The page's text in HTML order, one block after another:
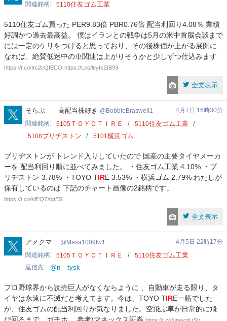
関連銘柄
5110住友ゴム工業
5110住友ゴム買った PER9.83倍 PBR0.76倍 配当利回り4.08％ 業績
好調かつ過去最高益。 僕はイランとの戦争は5月の米中首脳会談まで
には一定のケリをつけると思っており、その後株価が上がる展開に
なれば、絶賛低迷中の車関連は上がりそうかと少しずつ仕込みます
https://t.co/Irc2cQIECO https://t.co/leyIxEIB93
全文表示
BobbieBraswell1
そらぶ 高配当株好き BobbieBraswell1
4月7日 16時30分
関連銘柄
5105 ＴＯＹＯＴＩＲＥ 5110住友ゴム工業
5108ブリヂストン 5101横浜ゴム
ブリヂストンが トレンド入りしていたので 国産の主要タイヤメーカ
ーを 配当利回り順に並べてみました。 ・住友ゴム工業 4.10% ・ブ
リヂストン 3.78% ・TOYO TIRE 3.53% ・横浜ゴム 2.79% わたしが
保有しているのは 下記のチャート画像の2銘柄です。
https://t.co/kfEQ7XqtES
全文表示
Masa1009tw1
アメクマ Masa1009tw1
4月5日 22時17分
関連銘柄
5105 ＴＯＹＯＴＩＲＥ 5110住友ゴム工業
返信先 @n__tysk
プロ野球界から読売巨人がなくならように 、自動車が走る限り、タ
イヤは永遠に不滅だと考えてます。今は、TOYO TIRE一筋でした
が、住友ゴムの配当利回りが気なりました。空飛ぶ車が日常的に飛